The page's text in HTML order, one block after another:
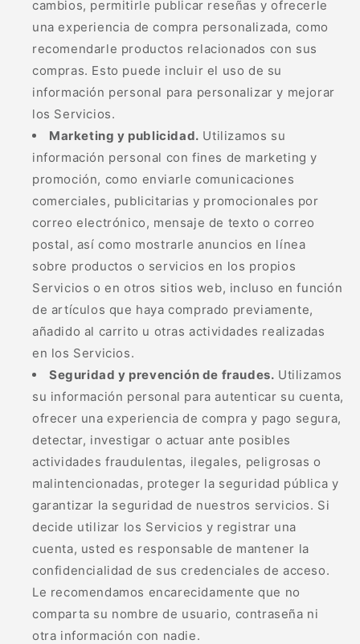
cambios, permitirle publicar reseñas y ofrecerle
una experiencia de compra personalizada, como
recomendarle productos relacionados con sus
compras. Esto puede incluir el uso de su
información personal para personalizar y mejorar
los Servicios.
Marketing y publicidad. Utilizamos su
información personal con fines de marketing y
promoción, como enviarle comunicaciones
comerciales, publicitarias y promocionales por
correo electrónico, mensaje de texto o correo
postal, así como mostrarle anuncios en línea
sobre productos o servicios en los propios
Servicios o en otros sitios web, incluso en función
de artículos que haya comprado previamente,
añadido al carrito u otras actividades realizadas
en los Servicios.
Seguridad y prevención de fraudes. Utilizamos
su información personal para autenticar su cuenta,
ofrecer una experiencia de compra y pago segura,
detectar, investigar o actuar ante posibles
actividades fraudulentas, ilegales, peligrosas o
malintencionadas, proteger la seguridad pública y
garantizar la seguridad de nuestros servicios. Si
decide utilizar los Servicios y registrar una
cuenta, usted es responsable de mantener la
confidencialidad de sus credenciales de acceso.
Le recomendamos encarecidamente que no
comparta su nombre de usuario, contraseña ni
otra información con nadie.